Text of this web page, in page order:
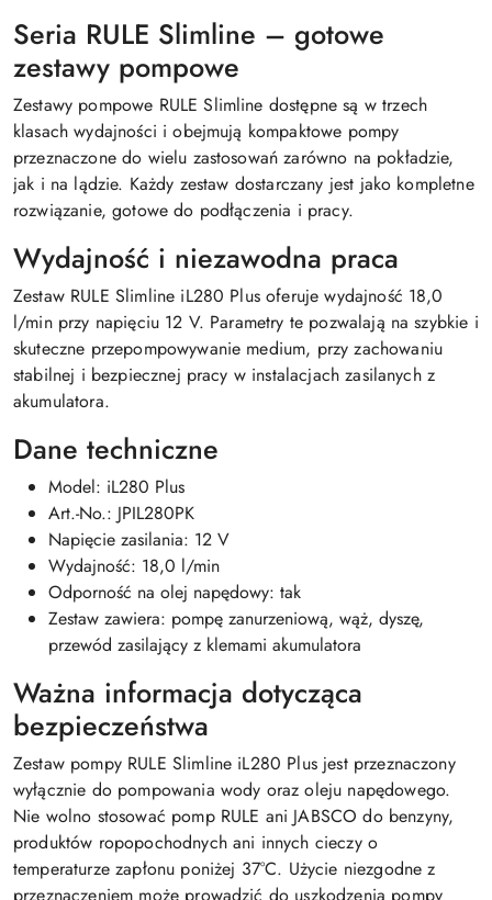
Seria RULE Slimline – gotowe
zestawy pompowe
Zestawy pompowe RULE Slimline dostępne są w trzech
klasach wydajności i obejmują kompaktowe pompy
przeznaczone do wielu zastosowań zarówno na pokładzie,
jak i na lądzie. Każdy zestaw dostarczany jest jako kompletne
rozwiązanie, gotowe do podłączenia i pracy.
Wydajność i niezawodna praca
Zestaw RULE Slimline iL280 Plus oferuje wydajność 18,0
l/min przy napięciu 12 V. Parametry te pozwalają na szybkie i
skuteczne przepompowywanie medium, przy zachowaniu
stabilnej i bezpiecznej pracy w instalacjach zasilanych z
akumulatora.
Dane techniczne
Model: iL280 Plus
Art.-No.: JPIL280PK
Napięcie zasilania: 12 V
Wydajność: 18,0 l/min
Odporność na olej napędowy: tak
Zestaw zawiera: pompę zanurzeniową, wąż, dyszę,
przewód zasilający z klemami akumulatora
Ważna informacja dotycząca
bezpieczeństwa
Zestaw pompy RULE Slimline iL280 Plus jest przeznaczony
wyłącznie do pompowania wody oraz oleju napędowego.
Nie wolno stosować pomp RULE ani JABSCO do benzyny,
produktów ropopochodnych ani innych cieczy o
temperaturze zapłonu poniżej 37°C. Użycie niezgodne z